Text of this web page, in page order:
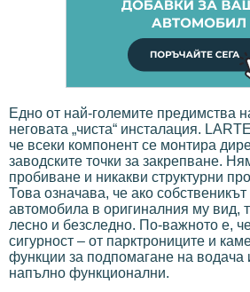
Едно от най-големите предимства
неговата „чиста“ инсталация.
че всеки компонент се монтира
заводските точки за закрепване.
пробиване и никакви структурни
Това означава, че ако
автомобила в оригиналния му вид,
лесно и безследно. По-важното е,
сигурност – от парктрониците и
функции за подпомагане на водача
напълно функционални.